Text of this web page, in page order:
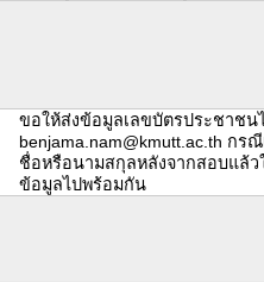
ขอให้ส่งข้อมูลเลขบัตรประชาชน
benjama.nam@kmutt.ac.th กร
ชื่อหรือนามสกุลหลังจากสอบแล้ว
ข้อมูลไปพร้อมกัน